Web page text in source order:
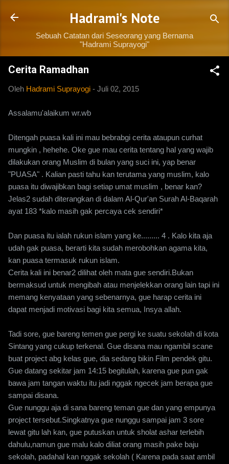
Langsung ke konten utama
Hadrami's Note
Sebuah Catatan dari Seseorang yang Bernama
"Hadrami Suprayogi"
Cerita Ramadhan
Oleh Hadrami Suprayogi - Juli 02, 2015
Assalamu'alaikum wr.wb
Ditengah puasa kali ini mau bebrabgi cerita ataupun curhat
mungkin , hehehe. Oke gue mau cerita tentang hal yang wajib
dilakukan orang Muslim di bulan yang suci ini, yap benar
"PUASA" . Kalian pasti tahu kan terutama yang muslim, kalo
puasa itu diwajibkan bagi setiap umat muslim , benar kan?
Jelas2 sudah diterangkan di dalam Al-Qur'an Surah Al-Baqarah
ayat 183 *kalo masih gak percaya cek sendiri*
Dan puasa itu ialah rukun islam yang ke......... 4 . Kalo kita aja
udah gak puasa, berarti kita sudah merobohkan agama kita,
kan puasa termasuk rukun islam.
Cerita kali ini benar2 dilihat oleh mata gue sendiri.Bukan
bermaksud untuk mengibah atau menjelekkan orang lain tapi ini
memang kenyataan yang sebenarnya, gue harap cerita ini
dapat menjadi motivasi bagi kita semua, Insya allah.
Tadi sore, gue bareng temen gue pergi ke suatu sekolah di kota
Sintang yang cukup terkenal. Gue disana mau ngambil scane
buat project abg kelas gue, dia sedang bikin Film pendek gitu.
Gue datang sekitar jam 14:15 begitulah, karena gue pun gak
bawa jam tangan waktu itu jadi nggak ngecek jam berapa gue
sampai disana.
Gue nunggu aja di sana bareng teman gue dan yang empunya
project tersebut.Singkatnya gue nunggu sampai jam 3 sore
lewat gitu lah kan, gue putuskan untuk sholat ashar terlebih
dahulu,namun gue malu kalo diliat orang masih pake baju
sekolah, padahal kan nggak sekolah ( Karena pada saat ambil